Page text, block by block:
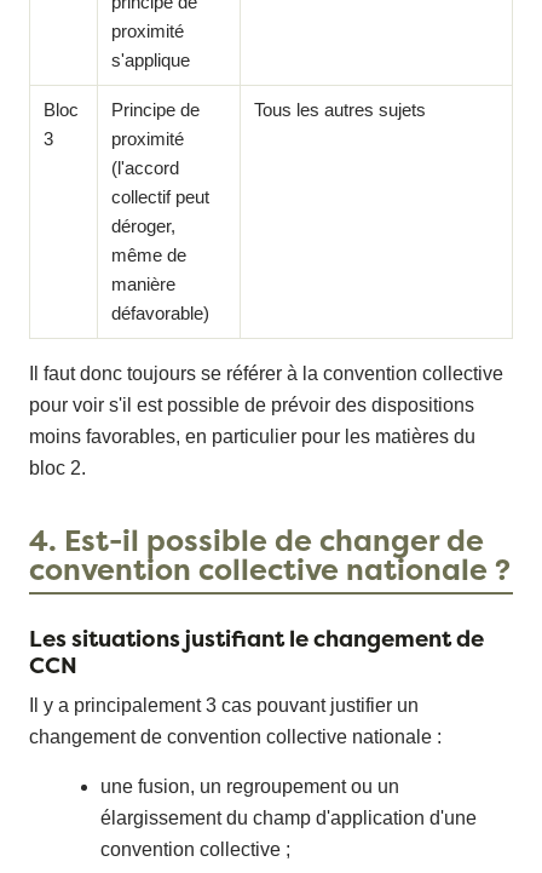
proximité
s'applique
Bloc
3
Principe de
proximité
(l'accord
collectif peut
déroger,
même de
manière
défavorable)
Tous les autres sujets
Il faut donc toujours se référer à la convention collective
pour voir s'il est possible de prévoir des dispositions
moins favorables, en particulier pour les matières du
bloc 2.
4. Est-il possible de changer de
convention collective nationale ?
Les situations justifiant le changement de
CCN
Il y a principalement 3 cas pouvant justifier un
changement de convention collective nationale :
une fusion, un regroupement ou un
élargissement du champ d'application d'une
convention collective ;